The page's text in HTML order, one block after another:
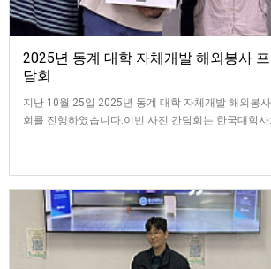
2025년 동계 대학 자체개발 해외봉사
담회
지난 10월 25일 2025년 동계 대학 자체개발 해외봉
회를 진행하였습니다.이번 사전 간담회는 한국대학